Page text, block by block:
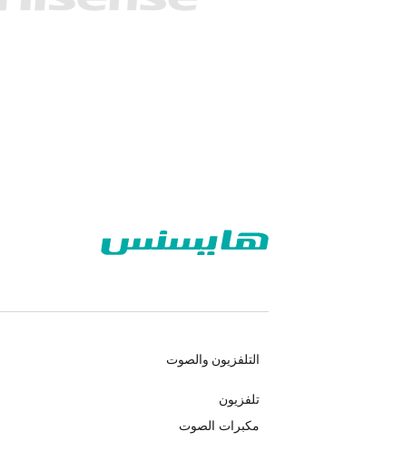
التلفزيون والصوت
تلفزيون
مكبرات الصوت